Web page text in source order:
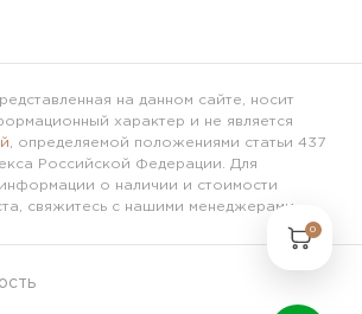
на данном сайте, носит
характер и не является
, определяемой положениями статьи 437
Российской Федерации. Для
о наличии и стоимости
свяжитесь с нашими менеджерами.
0